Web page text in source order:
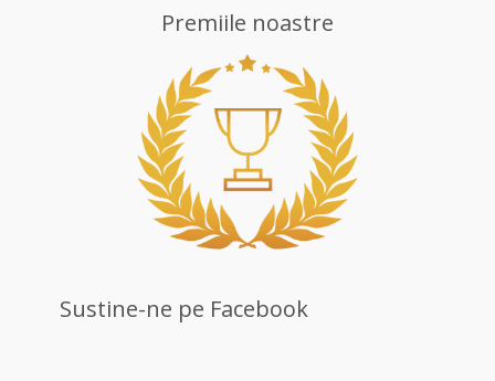
Premiile noastre
Sustine-ne pe Facebook